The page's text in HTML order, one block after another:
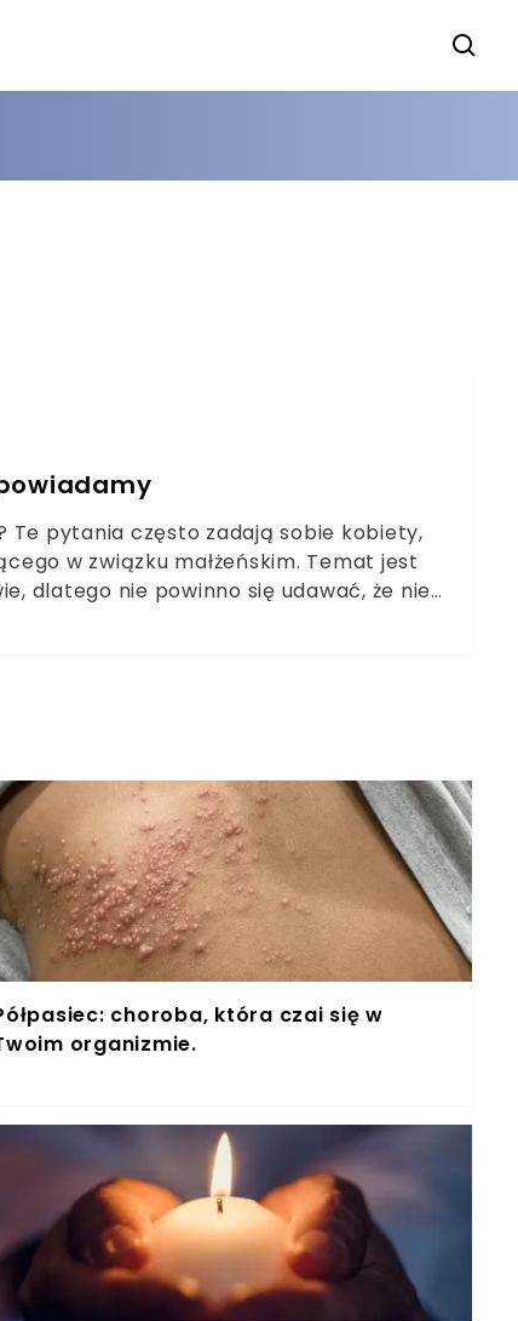
pytania często zadają sobie kobiety,
w związku małżeńskim. Temat jest
dlatego nie powinno się udawać, że nie
choroba, która czai się w
organizmie.